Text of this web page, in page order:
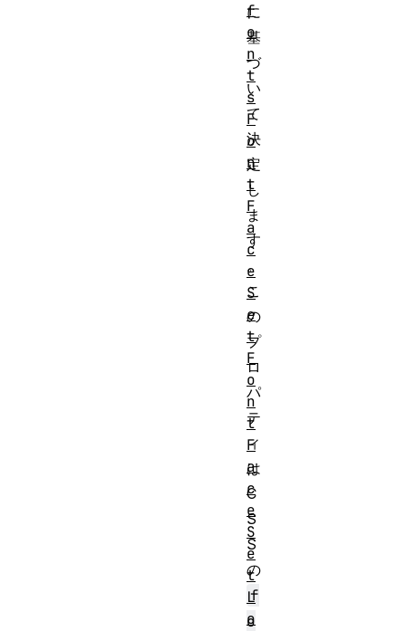
に
基
づ
い
て
決
定
し
ま
す
。
こ
の
プ
ロ
パ
テ
ィ
は
C
S
S
の
f
o
f
o
n
t
s
F
o
n
t
F
a
c
e
S
e
t
F
o
n
t
F
a
c
e
S
e
t
L
o